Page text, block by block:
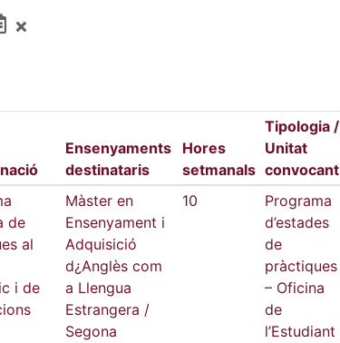
Ensenyaments
destinataris
Hores
setmanals
Tipologia /
Unitat
convocant
de
al
i de
Màster en
Ensenyament i
Adquisició
d¿Anglès com
a Llengua
Estrangera /
Segona
10
Programa
d’estades
de
pràctiques
– Oficina
de
l’Estudiant